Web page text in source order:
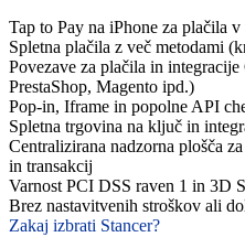
Tap to Pay na iPhone za plačila
Spletna plačila z več metodami
Povezave za plačila in
PrestaShop, Magento ipd.)
Pop-in, Iframe in popolne API
Spletna trgovina na ključ in
Centralizirana nadzorna plošča
in transakcij
Varnost PCI DSS raven 1 in 3D
Brez nastavitvenih stroškov ali
Zakaj izbrati Stancer?